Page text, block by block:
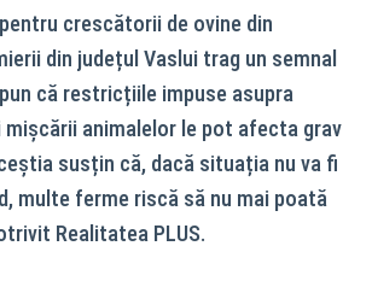
crescătorii de ovine din
din județul Vaslui trag un semnal
că restricțiile impuse asupra
animalelor le pot afecta grav
susțin că, dacă situația nu va fi
multe ferme riscă să nu mai poată
Realitatea PLUS.